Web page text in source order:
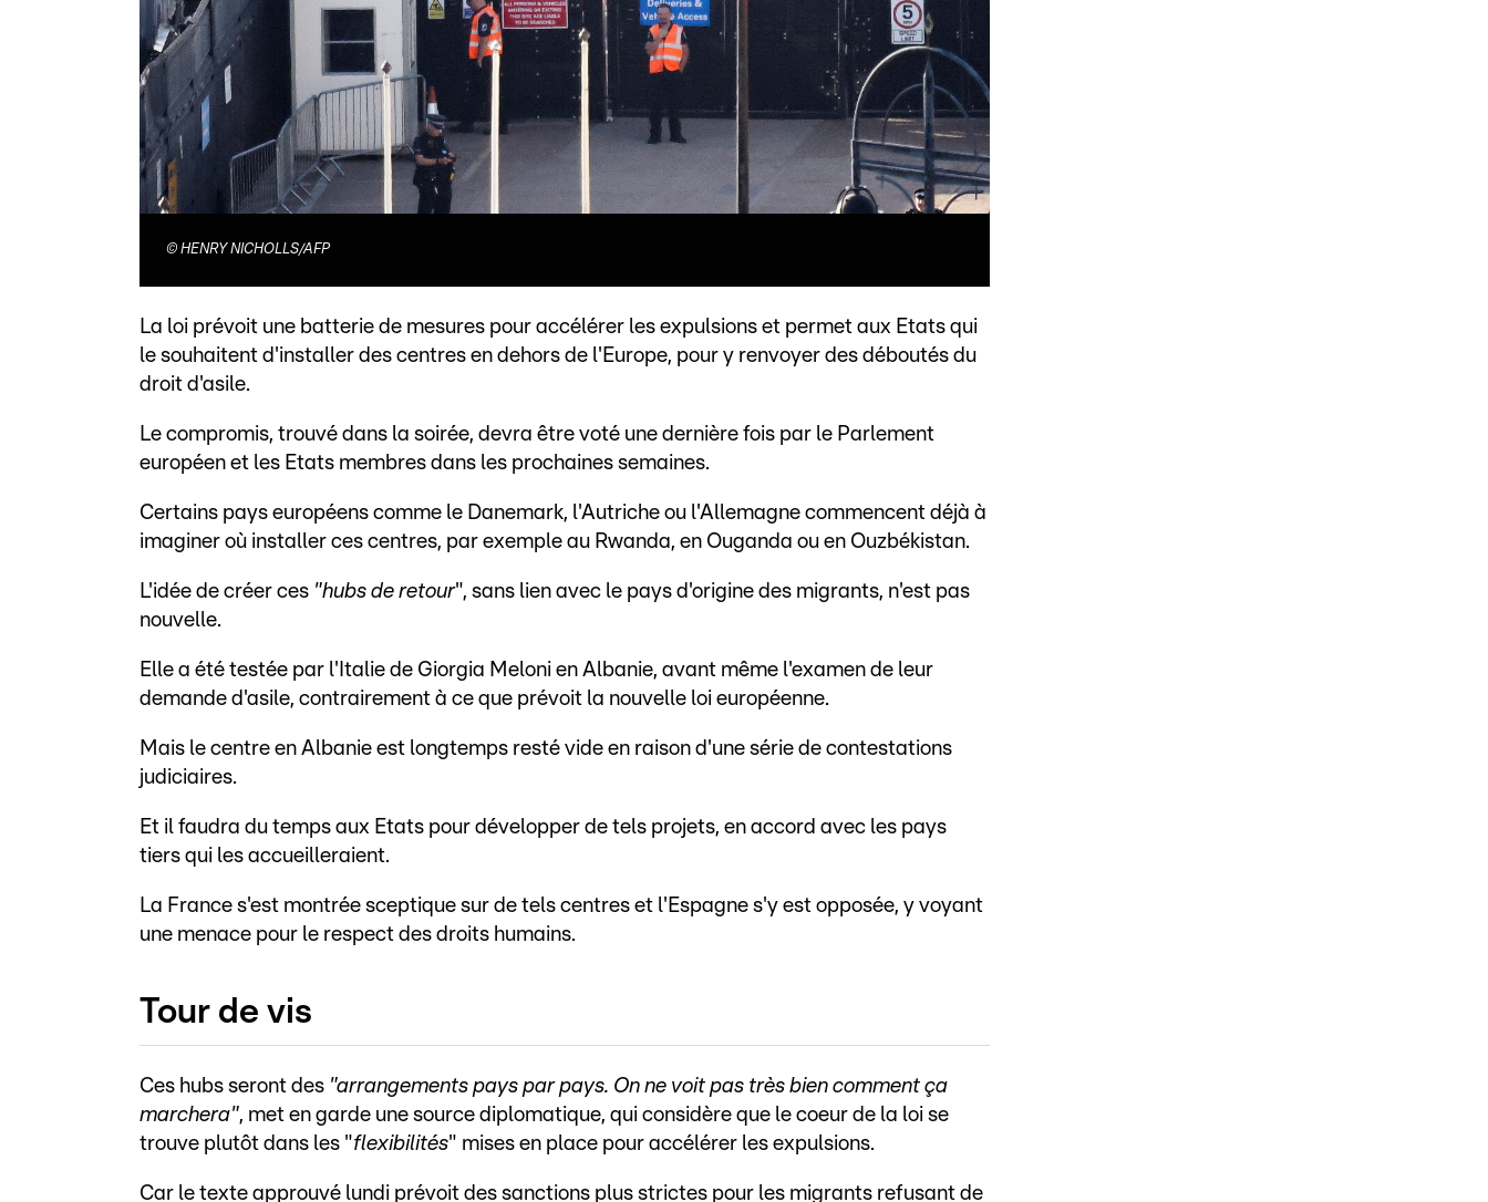
© HENRY NICHOLLS/AFP
La loi prévoit une batterie de mesures pour accélérer les expulsions et permet aux Etats qui
le souhaitent d'installer des centres en dehors de l'Europe, pour y renvoyer des déboutés du
droit d'asile.
Le compromis, trouvé dans la soirée, devra être voté une dernière fois par le Parlement
européen et les Etats membres dans les prochaines semaines.
Certains pays européens comme le Danemark, l'Autriche ou l'Allemagne commencent déjà à
imaginer où installer ces centres, par exemple au Rwanda, en Ouganda ou en Ouzbékistan.
L'idée de créer ces "hubs de retour", sans lien avec le pays d'origine des migrants, n'est pas
nouvelle.
Elle a été testée par l'Italie de Giorgia Meloni en Albanie, avant même l'examen de leur
demande d'asile, contrairement à ce que prévoit la nouvelle loi européenne.
Mais le centre en Albanie est longtemps resté vide en raison d'une série de contestations
judiciaires.
Et il faudra du temps aux Etats pour développer de tels projets, en accord avec les pays
tiers qui les accueilleraient.
La France s'est montrée sceptique sur de tels centres et l'Espagne s'y est opposée, y voyant
une menace pour le respect des droits humains.
Tour de vis
Ces hubs seront des "arrangements pays par pays. On ne voit pas très bien comment ça
marchera", met en garde une source diplomatique, qui considère que le coeur de la loi se
trouve plutôt dans les "flexibilités" mises en place pour accélérer les expulsions.
Car le texte approuvé lundi prévoit des sanctions plus strictes pour les migrants refusant de